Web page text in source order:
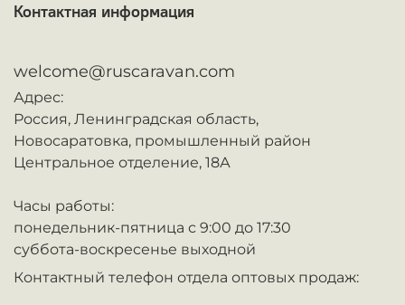
Контактная информация
welcome@ruscaravan.com
Адрес:
Россия, Ленинградская область,
Новосаратовка, промышленный район
Центральное отделение, 18А
Часы работы:
понедельник-пятница с 9:00 до 17:30
суббота-воскресенье выходной
Контактный телефон отдела оптовых продаж: